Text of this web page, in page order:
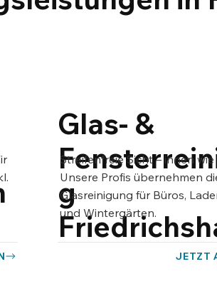
Glas- &
g
Streifenfreie Sicht – innen wie
Unsere Profis übernehmen
Glasreinigung für Büros,
und Wintergärten.
JETZT